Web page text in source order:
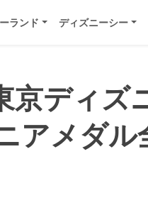
ランド ディズニーシー
京ディズ
アメダル